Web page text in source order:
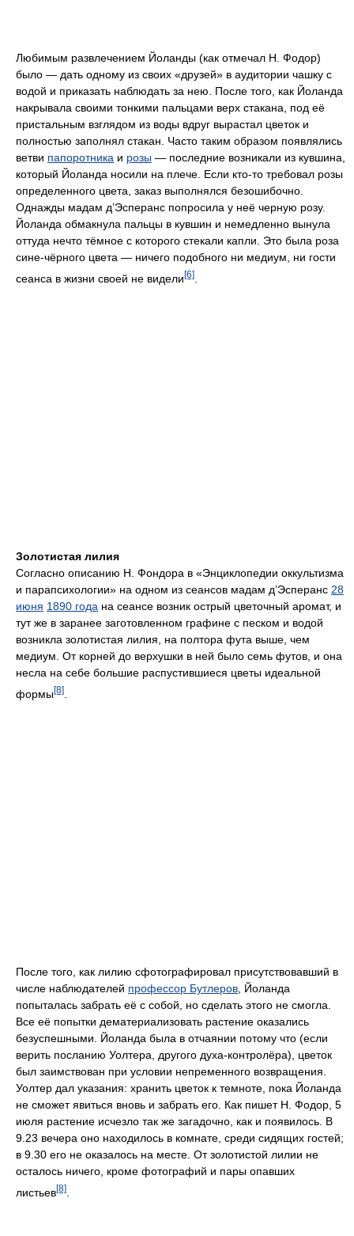
Любимым развлечением Йоланды (как отмечал Н. Фодор)
было — дать одному из своих «друзей» в аудитории чашку с
водой и приказать наблюдать за нею. После того, как Йоланда
накрывала своими тонкими пальцами верх стакана, под её
пристальным взглядом из воды вдруг вырастал цветок и
полностью заполнял стакан. Часто таким образом появлялись
ветви папоротника и розы — последние возникали из кувшина,
который Йоланда носили на плече. Если кто-то требовал розы
определенного цвета, заказ выполнялся безошибочно.
Однажды мадам д’Эсперанс попросила у неё черную розу.
Йоланда обмакнула пальцы в кувшин и немедленно вынула
оттуда нечто тёмное с которого стекали капли. Это была роза
сине-чёрного цвета — ничего подобного ни медиум, ни гости
сеанса в жизни своей не видели [6]
Золотистая лилия
Согласно описанию Н. Фондора в «Энциклопедии оккультизма
и парапсихологии» на одном из сеансов мадам д’Эсперанс 28
июня 1890 года на сеансе возник острый цветочный аромат, и
тут же в заранее заготовленном графине с песком и водой
возникла золотистая лилия, на полтора фута выше, чем
медиум. От корней до верхушки в ней было семь футов, и она
несла на себе большие распустившиеся цветы идеальной
формы[8]
После того, как лилию сфотографировал присутствовавший в
числе наблюдателей профессор Бутлеров , Йоланда
попыталась забрать её с собой, но сделать этого не смогла.
Все её попытки дематериализовать растение оказались
безуспешными. Йоланда была в отчаянии потому что (если
верить посланию Уолтера, другого духа-контролёра), цветок
был заимствован при условии непременного возвращения.
Уолтер дал указания: хранить цветок к темноте, пока Йоланда
не сможет явиться вновь и забрать его. Как пишет Н. Фодор, 5
июля растение исчезло так же загадочно, как и появилось. В
9.23 вечера оно находилось в комнате, среди сидящих гостей;
в 9.30 его не оказалось на месте. От золотистой лилии не
осталось ничего, кроме фотографий и пары опавших
листьев[8]